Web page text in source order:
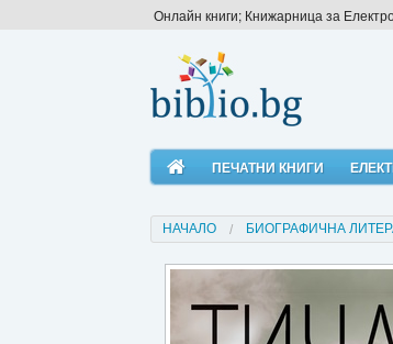
Онлайн книги; Книжарница за
ПЕЧАТНИ КНИГИ
НАЧАЛО БИОГРАФИЧНА